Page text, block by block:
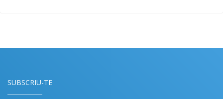
SUBSCRIU-TE